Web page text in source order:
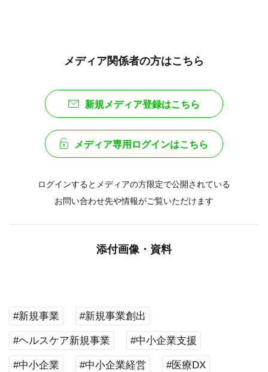
メディア関係者の方はこちら
新規メディア登録はこちら
メディア専用ログインはこちら
ログインするとメディアの方限定で公開されている
お問い合わせ先や情報がご覧いただけます
添付画像・資料
#新規事業 #新規事業創出
#ヘルスケア新規事業 #中小企業支援
#中小企業 #中小企業経営 #医療DX